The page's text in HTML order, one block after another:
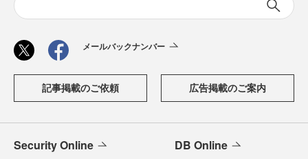
メールバックナンバー
記事掲載のご依頼 広告掲載のご案内
Security Online DB Online